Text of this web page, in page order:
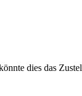
dies das